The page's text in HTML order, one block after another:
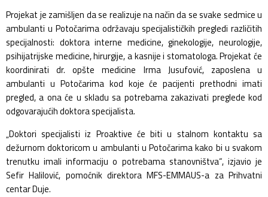
Projekat je zamišljen da se realizuje na način da se svake sedmice u
ambulanti u Potočarima održavaju specijalističkih pregledi različitih
specijalnosti: doktora interne medicine, ginekologije, neurologije,
psihijatrijske medicine, hirurgije, a kasnije i stomatologa. Projekat će
koordinirati dr. opšte medicine Irma Jusufović, zaposlena u
ambulanti u Potočarima kod koje će pacijenti prethodni imati
pregled, a ona će u skladu sa potrebama zakazivati preglede kod
odgovarajućih doktora specijalista.
„Doktori specijalisti iz Proaktive će biti u stalnom kontaktu sa
dežurnom doktoricom u ambulanti u Potočarima kako bi u svakom
trenutku imali informaciju o potrebama stanovništva“, izjavio je
Sefir Halilović, pomoćnik direktora MFS-EMMAUS-a za Prihvatni
centar Duje.